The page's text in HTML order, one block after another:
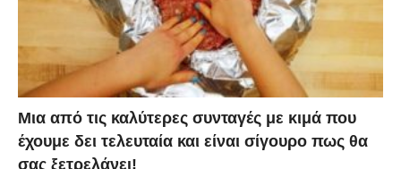
Μια από τις καλύτερες συνταγές με κιμά που
έχουμε δει τελευταία και είναι σίγουρο πως θα
σας ξετρελάνει!